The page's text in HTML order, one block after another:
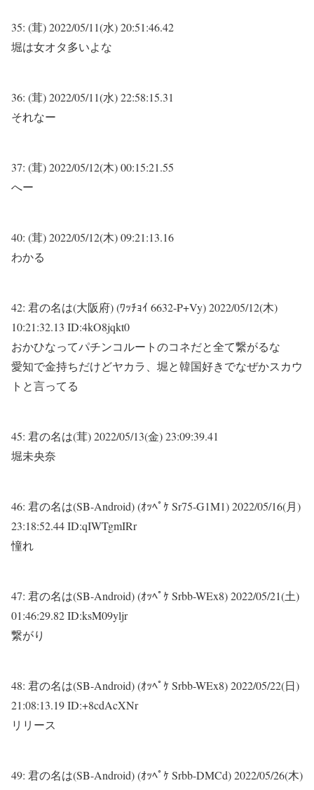
35: (茸)2022/05/11(水) 20:51:46.42
堀は女オタ多いよな
36: (茸)2022/05/11(水) 22:58:15.31
それなー
37: (茸)2022/05/12(木) 00:15:21.55
へー
40: (茸)2022/05/12(木) 09:21:13.16
わかる
42: 君の名は(大阪府) (ﾜｯﾁｮｲ 6632-P+Vy)2022/05/12(木)
10:21:32.13 ID:4kO8jqkt0
おかひなってパチンコルートのコネだと全て繋がるな
愛知で金持ちだけどヤカラ、堀と韓国好きでなぜかスカウ
トと言ってる
45: 君の名は(茸)2022/05/13(金) 23:09:39.41
堀未央奈
46: 君の名は(SB-Android) (ｵｯﾍﾟｹ Sr75-G1M1)2022/05/16(月)
23:18:52.44 ID:qIWTgmIRr
憧れ
47: 君の名は(SB-Android) (ｵｯﾍﾟｹ Srbb-WEx8)2022/05/21(土)
01:46:29.82 ID:ksM09yljr
繋がり
48: 君の名は(SB-Android) (ｵｯﾍﾟｹ Srbb-WEx8)2022/05/22(日)
21:08:13.19 ID:+8cdAcXNr
リリース
49: 君の名は(SB-Android) (ｵｯﾍﾟｹ Srbb-DMCd)2022/05/26(木)